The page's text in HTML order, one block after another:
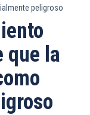
peligroso
que la